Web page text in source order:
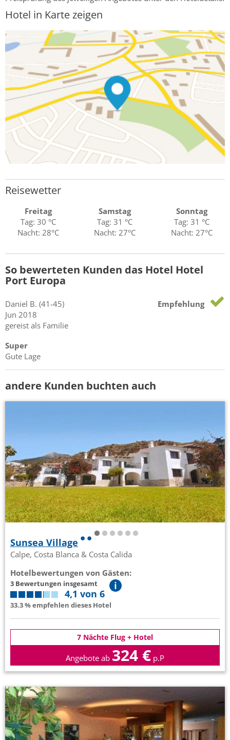
Hotel in Karte zeigen
Reisewetter
Freitag
Tag: 30 °C
Nacht: 28°C
Samstag
Tag: 31 °C
Nacht: 27°C
Sonntag
Tag: 31 °C
Nacht: 27°C
So bewerteten Kunden das Hotel Hotel
Port Europa
Daniel B. (41-45)
Jun 2018
gereist als Familie
Empfehlung
Super
Gute Lage
andere Kunden buchten auch
Sunsea Village
Calpe, Costa Blanca & Costa Calida
Hotelbewertungen von Gästen:
3 Bewertungen insgesamt
4,1 von 6
33.3 % empfehlen dieses Hotel
7 Nächte Flug + Hotel
Angebote ab 324 € p.P